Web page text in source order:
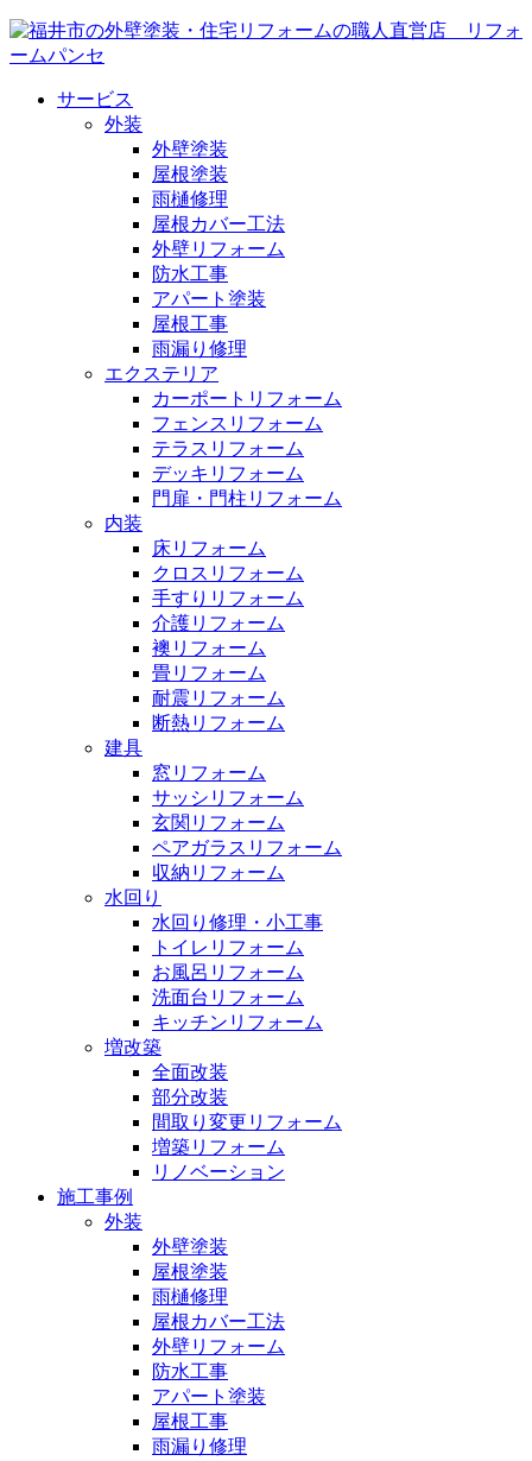
サービス
外装
外壁塗装
屋根塗装
雨樋修理
屋根カバー工法
外壁リフォーム
防水工事
アパート塗装
屋根工事
雨漏り修理
エクステリア
カーポートリフォーム
フェンスリフォーム
テラスリフォーム
デッキリフォーム
門扉・門柱リフォーム
内装
床リフォーム
クロスリフォーム
手すりリフォーム
介護リフォーム
襖リフォーム
畳リフォーム
耐震リフォーム
断熱リフォーム
建具
窓リフォーム
サッシリフォーム
玄関リフォーム
ペアガラスリフォーム
収納リフォーム
水回り
水回り修理・小工事
トイレリフォーム
お風呂リフォーム
洗面台リフォーム
キッチンリフォーム
増改築
全面改装
部分改装
間取り変更リフォーム
増築リフォーム
リノベーション
施工事例
外装
外壁塗装
屋根塗装
雨樋修理
屋根カバー工法
外壁リフォーム
防水工事
アパート塗装
屋根工事
雨漏り修理